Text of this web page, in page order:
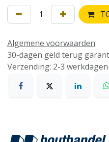
Algemene voorwaarden
30-dagen geld terug
Verzending: 2-3 werkdagen